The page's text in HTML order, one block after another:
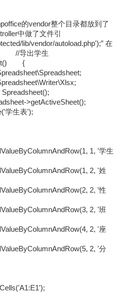
的vendor整个目录都放到了
中做了文件引
lib/vendor/autoload.php');” 在
//导出学生
{
>getActiveSheet();
学生表');
1, '学生
2, '姓
2, '性
2, '班
2, '座
2, '分